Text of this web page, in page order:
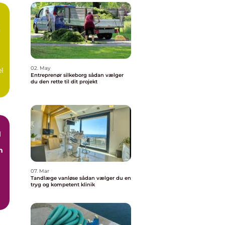
02. May
Entreprenør silkeborg sådan vælger
du den rette til dit projekt
07. Mar
Tandlæge vanløse sådan vælger du en
tryg og kompetent klinik